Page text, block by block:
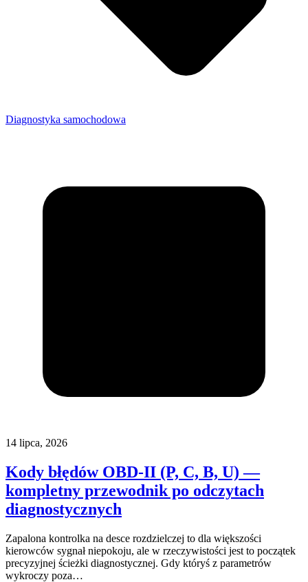
Diagnostyka samochodowa
14 lipca, 2026
Kody błędów OBD-II (P, C, B, U) —
kompletny przewodnik po odczytach
diagnostycznych
Zapalona kontrolka na desce rozdzielczej to dla większości
kierowców sygnał niepokoju, ale w rzeczywistości jest to początek
precyzyjnej ścieżki diagnostycznej. Gdy któryś z parametrów
wykroczy poza…